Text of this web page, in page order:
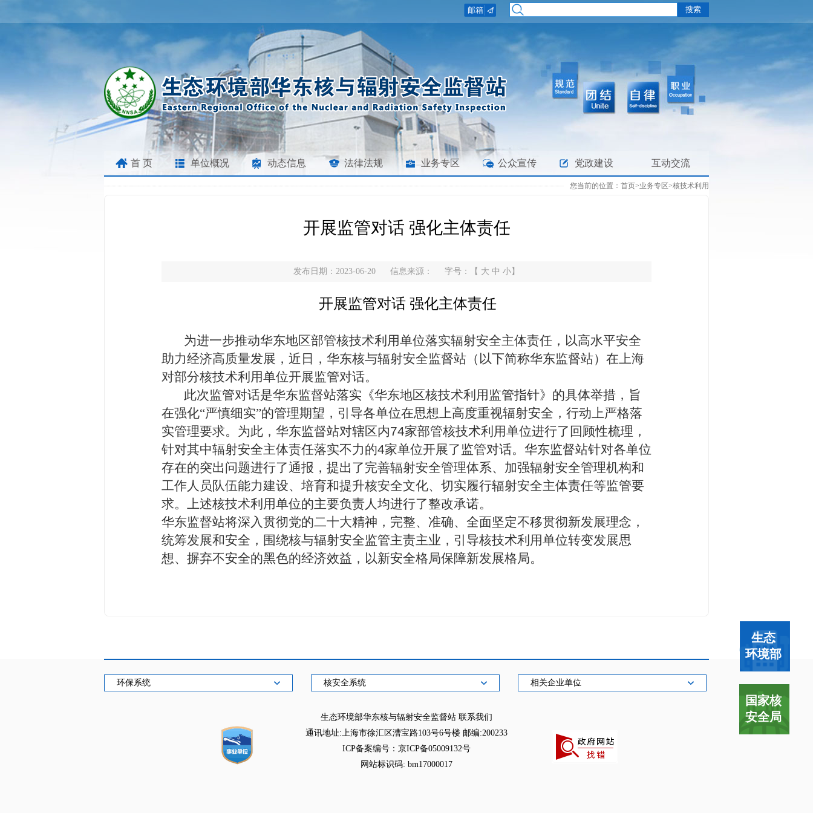
首 页 单位概况 动态信息 法律法规 业务专区 公众宣传 党政建设 互动交流
您当前的位置： 首页>业务专区>核技术利用
开展监管对话 强化主体责任
发布日期：2023-06-20 信息来源： 字号：【 大 中 小 】
开展监管对话 强化主体责任
为进一步推动华东地区部管核技术利用单位落实辐射安全主体责任，以高水平安全
助力经济高质量发展，近日，华东核与辐射安全监督站（以下简称华东监督站）在上海
对部分核技术利用单位开展监管对话。
此次监管对话是华东监督站落实《华东地区核技术利用监管指针》的具体举措，旨
在强化“严慎细实”的管理期望，引导各单位在思想上高度重视辐射安全，行动上严格落
实管理要求。为此，华东监督站对辖区内74家部管核技术利用单位进行了回顾性梳理，
针对其中辐射安全主体责任落实不力的4家单位开展了监管对话。华东监督站针对各单位
存在的突出问题进行了通报，提出了完善辐射安全管理体系、加强辐射安全管理机构和
工作人员队伍能力建设、培育和提升核安全文化、切实履行辐射安全主体责任等监管要
求。上述核技术利用单位的主要负责人均进行了整改承诺。
华东监督站将深入贯彻党的二十大精神，完整、准确、全面坚定不移贯彻新发展理念，
统筹发展和安全，围绕核与辐射安全监管主责主业，引导核技术利用单位转变发展思
想、摒弃不安全的黑色的经济效益，以新安全格局保障新发展格局。
环保系统 核安全系统 相关企业单位
生态环境部华东核与辐射安全监督站 联系我们
通讯地址:上海市徐汇区漕宝路103号6号楼 邮编:200233
ICP备案编号：京ICP备05009132号
网站标识码: bm17000017
生态
环境部
国家核
安全局